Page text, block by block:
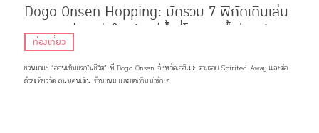
Dogo Onsen Hopping: มัดรวม 7 พิกัดเดินเล่น
กินของอร่อย ฮีลใจหลังแช่น้ำที่โรงอาบน้ำต้นฉบับ
Spirited Away
ท่องเที่ยว
ชวนมาแช่ “ออนเซ็นแรกในชีวิต” ที่ Dogo Onsen จังหวัดเอฮิเมะ ตามรอย Spirited Away เเละต่อ
ด้วยเที่ยววัด ถนนคนเดิน ร้านขนม เเละของกินน่ารัก ๆ